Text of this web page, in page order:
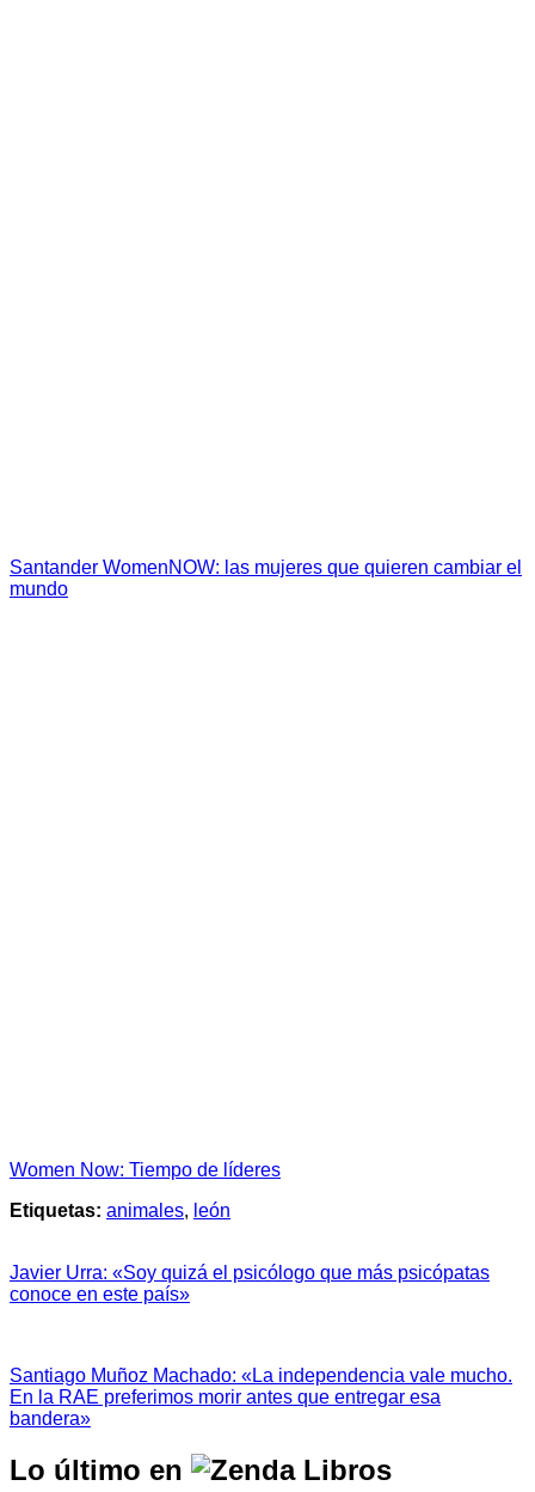
Santander WomenNOW: las mujeres que quieren cambiar el
mundo
Women Now: Tiempo de líderes
Etiquetas: animales, león
Javier Urra: «Soy quizá el psicólogo que más psicópatas
conoce en este país»
Santiago Muñoz Machado: «La independencia vale mucho.
En la RAE preferimos morir antes que entregar esa
bandera»
Lo último en